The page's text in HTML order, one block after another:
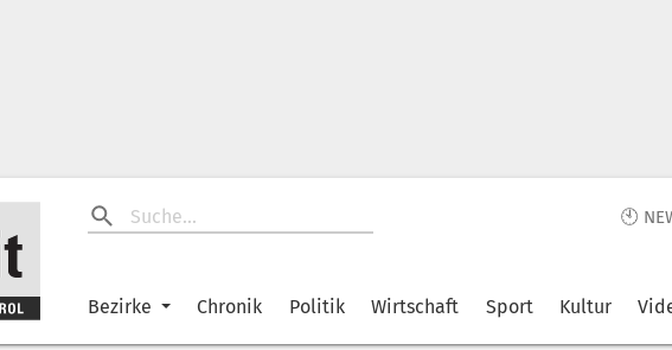
🕙
Bezirke Chronik Politik Wirtschaft Sport Kultur